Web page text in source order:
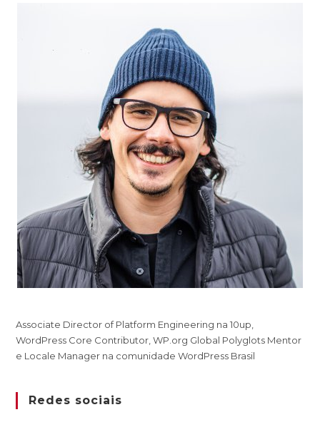
Associate Director of Platform Engineering na 10up,
WordPress Core Contributor, WP.org Global Polyglots Mentor
e Locale Manager na comunidade WordPress Brasil
Redes sociais